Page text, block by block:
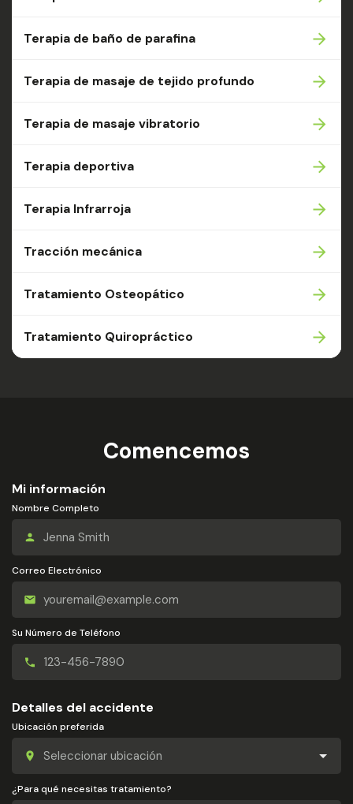
Terapia de baño de parafina
Terapia de masaje de tejido profundo
Terapia de masaje vibratorio
Terapia deportiva
Terapia Infrarroja
Tracción mecánica
Tratamiento Osteopático
Tratamiento Quiropráctico
Comencemos
Mi información
Nombre Completo
Correo Electrónico
Su Número de Teléfono
Detalles del accidente
Ubicación preferida
¿Para qué necesitas tratamiento?